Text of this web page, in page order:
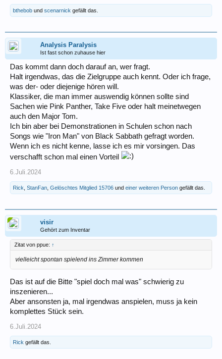
bthebob und scenarnick gefällt das.
Analysis Paralysis
Ist fast schon zuhause hier
Das kommt dann doch darauf an, wer fragt.
Halt irgendwas, das die Zielgruppe auch kennt. Oder ich frage,
was der- oder diejenige hören will.
Klassiker, die man immer auswendig können sollte sind
Sachen wie Pink Panther, Take Five oder halt meinetwegen
auch den Major Tom.
Ich bin aber bei Demonstrationen in Schulen schon nach
Songs wie "Iron Man" von Black Sabbath gefragt worden.
Wenn ich es nicht kenne, lasse ich es mir vorsingen. Das
verschafft schon mal einen Vorteil
6.Juli.2024
Rick StanFan Gelöschtes Mitglied 15706 und einer weiteren Person gefällt das.
visir
Gehört zum Inventar
Zitat von ppue: ↑
vielleicht spontan spielend ins Zimmer kommen
Das ist auf die Bitte "spiel doch mal was" schwierig zu
inszenieren...
Aber ansonsten ja, mal irgendwas anspielen, muss ja kein
komplettes Stück sein.
6.Juli.2024
Rick gefällt das.